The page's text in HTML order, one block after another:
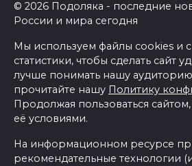
© 2026 Подоляка - последние
России и мира сегодня
Мы используем файлы cookies и
статистики, чтобы сделать сайт
лучше понимать нашу
прочитайте нашу Политику
Продолжая пользоваться
её условиями.
На информационном ресурсе
рекомендательные технологии